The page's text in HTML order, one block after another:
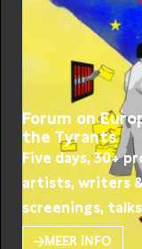
Forum on
the Tyrants
Five days, 30+
artists, writers
screenings,
MEER INFO